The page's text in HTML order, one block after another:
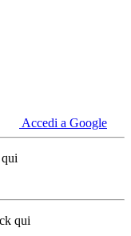
Accedi a Google
qui